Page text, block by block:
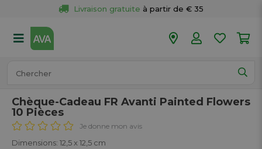
Livraison gratuite à partir de € 35
50 magasins
Chèque-Cadeau FR Avanti Painted Flowers
10 Pièces
Je donne mon avis
Dimensions: 12,5 x 12,5 cm